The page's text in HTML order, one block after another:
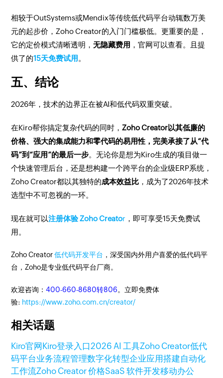
相较于OutSystems或Mendix等传统低代码平台动辄数万美
元的起步价，Zoho Creator的入门门槛极低。更重要的是，
它的定价模式清晰透明，无隐藏费用 ，官网可以查看。且提
供了的15天免费试用 。
五、结论
2026年，技术的边界正在被AI和低代码双重突破。
在Kiro帮你搞定复杂代码的同时，Zoho Creator以其低廉的
价格、强大的集成能力和零代码的易用性，完美承接了从“代
码”到“应用”的最后一步。无论你是想为Kiro生成的项目做一
个快速管理后台，还是想构建一个跨平台的企业级ERP系统，
Zoho Creator都以其独特的成本效益比 ，成为了2026年技术
选型中不可忽视的一环。
现在就可以注册体验 Zoho Creator ，即可享受15天免费试
用。
Zoho Creator低代码开发平台 ，深受国内外用户喜爱的低代码平
台，Zoho是专业低代码平台厂商。
欢迎咨询：400-660-8680转806。立即免费体
验: https://www.zoho.com.cn/creator/
相关话题
Kiro官网 Kiro登录入口2026 AI 工具Zoho Creator低代
码平台业务流程管理数字化转型企业应用搭建自动化
工作流Zoho Creator 价格SaaS 软件开发移动办公